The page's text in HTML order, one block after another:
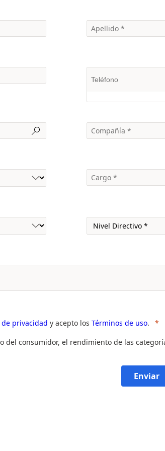
de privacidad y acepto los Términos de uso.
consumidor, el rendimiento de las
Enviar